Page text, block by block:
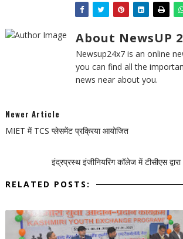
About NewsUP
Newsup24x7 is an online
you can find all the
news near about you.
Newer Article
MIET में TCS प्लेसमेंट प्रक्रिया आयोजित
इंद्रप्रस्थ इंजीनियरिंग कॉलेज में टीसीएस
RELATED POSTS: